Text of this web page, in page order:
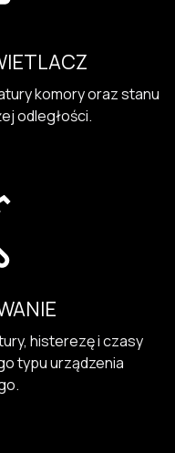
komory oraz stanu
odległości.
histerezę i czasy
typu urządzenia